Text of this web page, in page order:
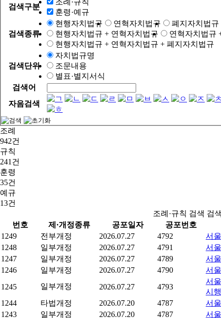
검색구분
조례·규칙
훈령·예규
검색종류
현행자치법규 연혁자치법규
폐지자치법규
현행자치법규 + 연혁자치법규
연혁자치법규
현행자치법규 + 연혁자치법규 + 폐지자치법규
검색단위
자치법규명
조문내용
별표·별지서식
검색어
자음검색
조례
942건
규칙
241건
훈령
35건
예규
13건
조례·규칙 검색 검
번호
제·개정종류 공포일자
공포번호
1249
전부개정 2026.07.27 4792
서
1248
일부개정 2026.07.27 4791
서
1247
일부개정 2026.07.27 4789
서
1246
일부개정 2026.07.27 4790
서
1245
일부개정 2026.07.27 4793
서
시
1244
타법개정 2026.07.20 4787
서
1243
일부개정 2026.07.20 4787
서